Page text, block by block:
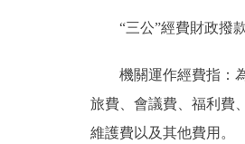
“三公”經費財政撥款
機關運作經費指：為
旅費、會議費、福利費
維護費以及其他費用。